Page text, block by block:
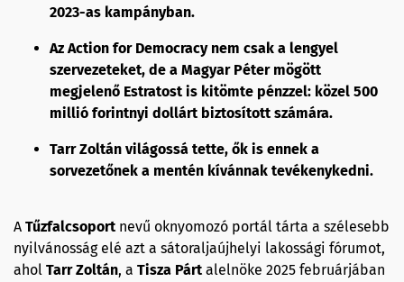
2023-as kampányban.
Az Action for Democracy nem csak a lengyel
szervezeteket, de a Magyar Péter mögött
megjelenő Estratost is kitömte pénzzel: közel 500
millió forintnyi dollárt biztosított számára.
Tarr Zoltán világossá tette, ők is ennek a
sorvezetőnek a mentén kívánnak tevékenykedni.
A Tűzfalcsoport nevű oknyomozó portál tárta a szélesebb
nyilvánosság elé azt a sátoraljaújhelyi lakossági fórumot,
ahol Tarr Zoltán, a Tisza Pártalelnöke 2025 februárjában